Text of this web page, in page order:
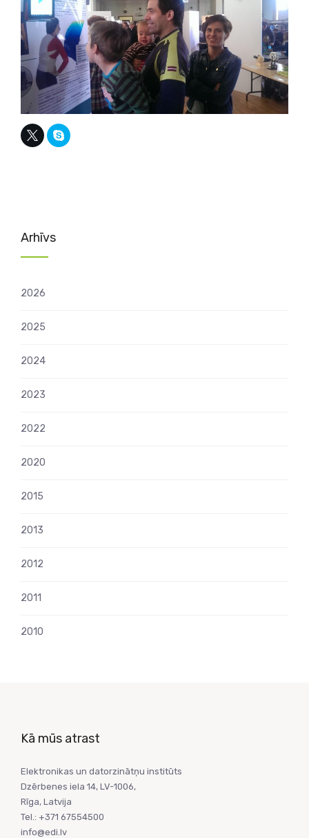
Arhīvs
2026
2025
2024
2023
2022
2020
2015
2013
2012
2011
2010
Kā mūs atrast
Elektronikas un datorzinātņu institūts
Dzērbenes iela 14, LV-1006,
Rīga, Latvija
Tel.: +371 67554500
info@edi.lv